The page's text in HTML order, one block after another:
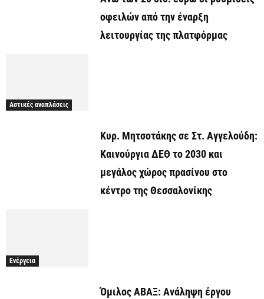
οφειλών από την έναρξη
λειτουργίας της πλατφόρμας
Αστικές αναπλάσεις
Κυρ. Μητσοτάκης σε Στ. Αγγελούδη:
Καινούργια ΔΕΘ το 2030 και
μεγάλος χώρος πρασίνου στο
κέντρο της Θεσσαλονίκης
Ενέργεια
Όμιλος ΑΒΑΞ: Ανάληψη έργου